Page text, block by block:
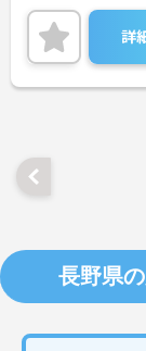
詳
長野県